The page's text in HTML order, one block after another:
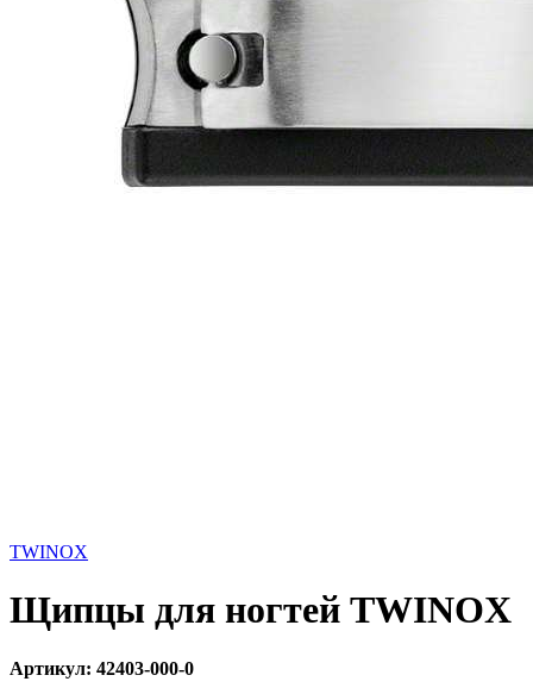
TWINOX
Щипцы для ногтей TWINOX
Артикул: 42403-000-0